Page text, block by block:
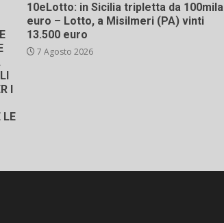
I
LE
10eLotto: in Sicilia tripletta da 100mila
euro – Lotto, a Misilmeri (PA) vinti
13.500 euro
7 Agosto 2026